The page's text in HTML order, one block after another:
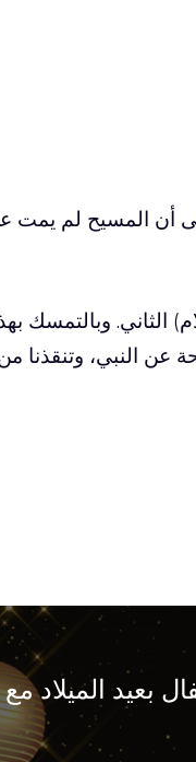
أن المسيح لم يمت
الثاني. وبالتمسك
عن النبي، وتنقذنا
بعيد الميلاد